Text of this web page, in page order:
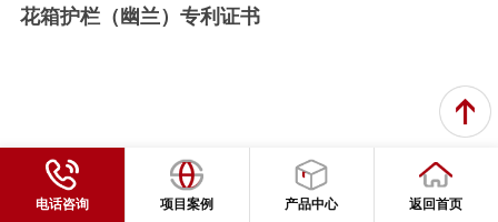
花箱护栏（幽兰）专利证书
电话咨询 项目案例 产品中心 返回首页